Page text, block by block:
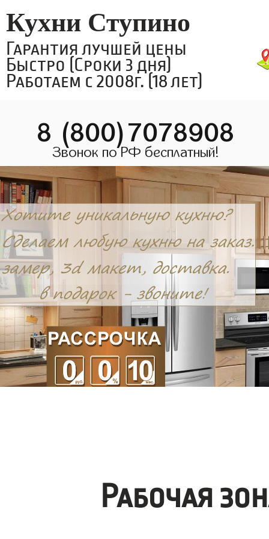
Кухни Ступино
Гарантия лучшей цены
Быстро (Сроки 3 дня)
Работаем с 2008г. (18 лет)
8 (800)7078908
Звонок по РФ бесплатный!
Рабочая